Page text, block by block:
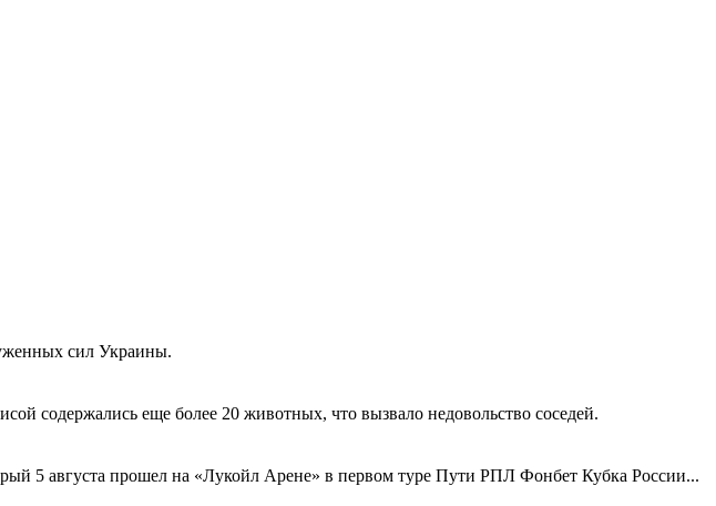
сил Украины.
содержались еще более 20 животных, что вызвало недовольство соседей.
5 августа прошел на «Лукойл Арене» в первом туре Пути РПЛ Фонбет Кубка России...